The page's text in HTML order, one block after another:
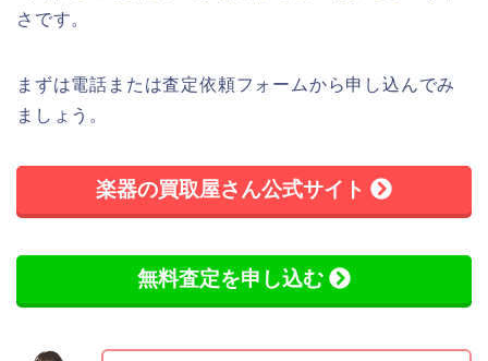
さです。
まずは電話または査定依頼フォームから申し込んでみ
ましょう。
楽器の買取屋さん公式サイト
無料査定を申し込む